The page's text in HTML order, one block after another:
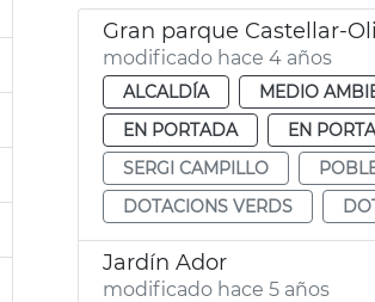
Gran parque Castellar-
modificado hace 4 años
ALCALDÍA MEDIO
EN PORTADA
EN
SERGI CAMPILLO
DOTACIONS VERDS
Jardín Ador
modificado hace 5 años